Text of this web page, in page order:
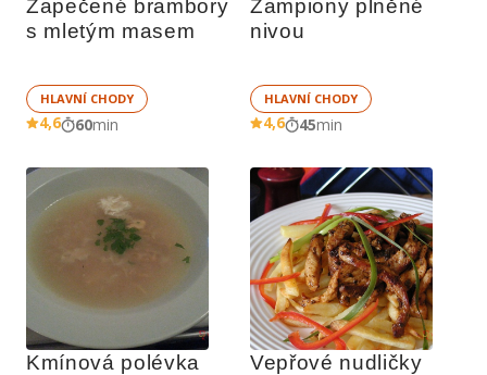
Zapečené brambory
s mletým masem
HLAVNÍ CHODY
4,6 60min
Žampiony plněné
nivou
HLAVNÍ CHODY
4,6 45min
Kmínová polévka
Vepřové nudličky